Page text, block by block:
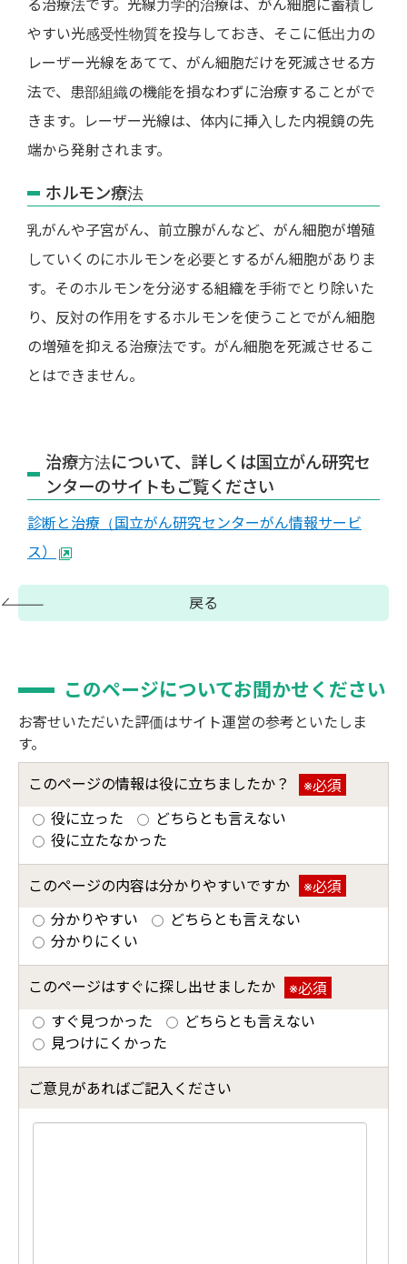
る治療法です。光線力学的治療は、がん細胞に蓄積し
やすい光感受性物質を投与しておき、そこに低出力の
レーザー光線をあてて、がん細胞だけを死滅させる方
法で、患部組織の機能を損なわずに治療することがで
きます。レーザー光線は、体内に挿入した内視鏡の先
端から発射されます。
ホルモン療法
乳がんや子宮がん、前立腺がんなど、がん細胞が増殖
していくのにホルモンを必要とするがん細胞がありま
す。そのホルモンを分泌する組織を手術でとり除いた
り、反対の作用をするホルモンを使うことでがん細胞
の増殖を抑える治療法です。がん細胞を死滅させるこ
とはできません。
治療方法について、詳しくは国立がん研究セ
ンターのサイトもご覧ください
診断と治療（国立がん研究センターがん情報サービ
ス）
戻る
このページについてお聞かせください
お寄せいただいた評価はサイト運営の参考といたしま
す。